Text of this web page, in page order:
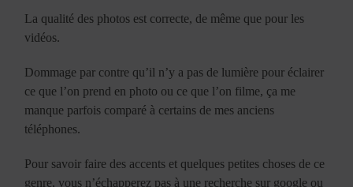
La qualité des photos est correcte, de même que pour les
vidéos.
Dommage par contre qu’il n’y a pas de lumière pour éclairer
ce que l’on prend en photo ou ce que l’on filme, ça me
manque parfois comparé à certains de mes anciens
téléphones.
Pour savoir faire des accents et quelques petites choses de ce
genre, vous n’échapperez pas à une recherche sur google ou